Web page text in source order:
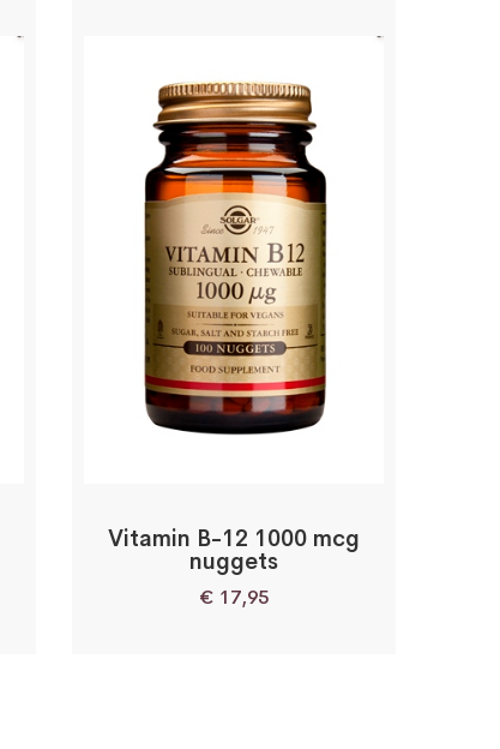
Vitamin B-12 1000 mcg
nuggets
€ 17,95